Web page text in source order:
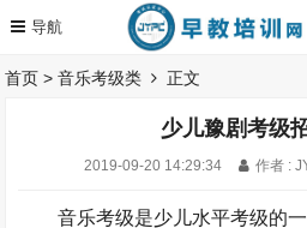
首页 >音乐考级类 正文
少儿豫剧考级
2019-09-20 14:29:34 作者 :
音乐考级是少儿水平考级的一